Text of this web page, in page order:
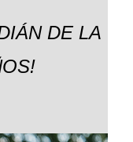
DE LA